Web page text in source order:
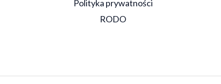
Polityka prywatności
RODO